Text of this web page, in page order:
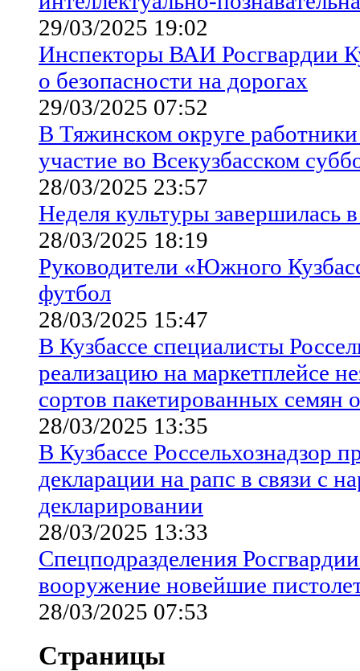
29/03/2025 19:02
Инспекторы ВАИ Росгвардии
о безопасности на дорогах
29/03/2025 07:52
В Тяжинском округе
участие во Всекузбасском
28/03/2025 23:57
Неделя культуры завершилась
28/03/2025 18:19
Руководители «Южного
футбол
28/03/2025 15:47
В Кузбассе специалисты
реализацию на маркетплейсе
сортов пакетированных семян
28/03/2025 13:35
В Кузбассе Россельхознадзор
декларации на рапс в связи с
декларировании
28/03/2025 13:33
Спецподразделения
вооружение новейшие
28/03/2025 07:53
Страницы